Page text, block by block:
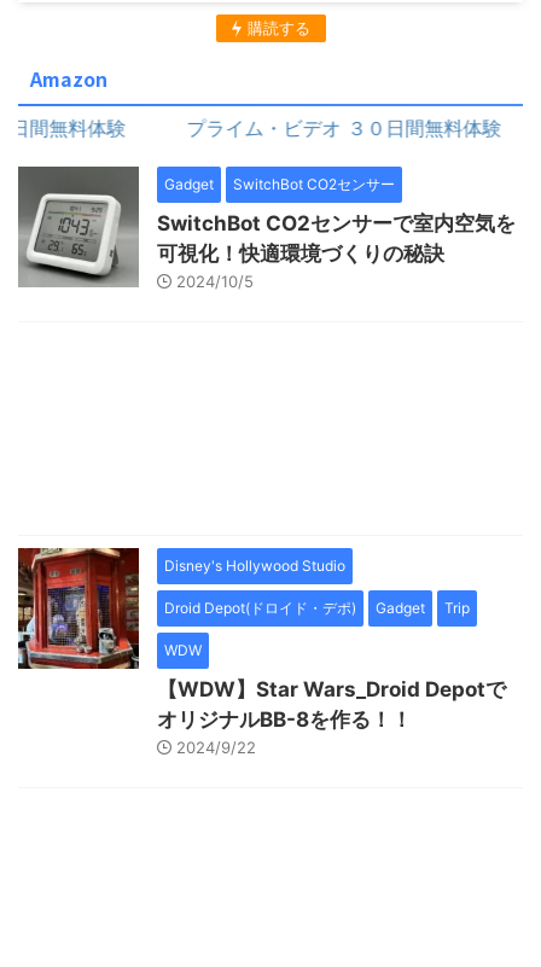
購読する
Amazon
無料体験 プライム・ビデオ ３０日間無料体験
Gadget SwitchBot CO2センサー
SwitchBot CO2センサーで室内空気を
可視化！快適環境づくりの秘訣
2024/10/5
Disney's Hollywood Studio
Droid Depot(ドロイド・デポ) Gadget Trip
WDW
【WDW】Star Wars_Droid Depotで
オリジナルBB-8を作る！！
2024/9/22